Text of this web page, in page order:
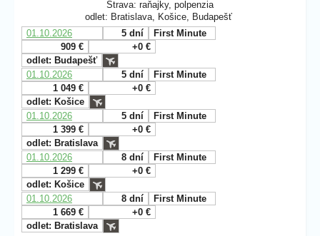
Strava: raňajky, polpenzia
odlet: Bratislava, Košice, Budapešť
01.10.2026
5 dní
First Minute
909 €
+0 €
odlet: Budapešť
01.10.2026
5 dní
First Minute
1 049 €
+0 €
odlet: Košice
01.10.2026
5 dní
First Minute
1 399 €
+0 €
odlet: Bratislava
01.10.2026
8 dní
First Minute
1 299 €
+0 €
odlet: Košice
01.10.2026
8 dní
First Minute
1 669 €
+0 €
odlet: Bratislava